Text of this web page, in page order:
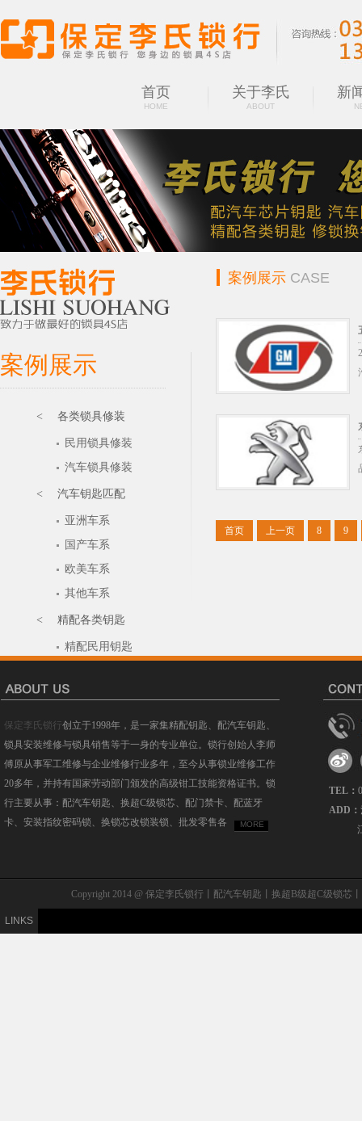
首页
HOME
关于李氏
ABOUT
新
案例展示
< 各类锁具修装
民用锁具修装
汽车锁具修装
< 汽车钥匙匹配
亚洲车系
国产车系
欧美车系
其他车系
< 精配各类钥匙
精配民用钥匙
电子门禁钥匙
精配特种钥匙
< 专业品牌服务
案例展示 CASE
首页 上一页 8 9
保定李氏锁行创立于1998年，是一家集精配钥匙、配汽车钥匙、
锁具安装维修与锁具销售等于一身的专业单位。锁行创始人李师
傅原从事军工维修与企业维修行业多年，至今从事锁业维修工作
20多年，并持有国家劳动部门颁发的高级钳工技能资格证书。锁
行主要从事：配汽车钥匙、换超C级锁芯、配门禁卡、配蓝牙
卡、安装指纹密码锁、换锁芯改锁装锁、批发零售各
MORE
TEL：
ADD：
Copyright 2014 @ 保定李氏锁行丨配汽车钥匙丨换超B级超C级锁
LINKS